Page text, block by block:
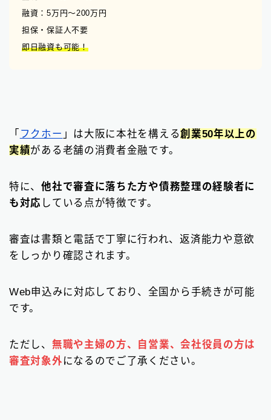
融資：5万円〜200万円
担保・保証人不要
即日融資も可能！
「 フクホー 」は大阪に本社を構える創業50年以上の
実績がある老舗の消費者金融です。
特に、他社で審査に落ちた方や債務整理の経験者に
も対応 している点が特徴です。
審査は書類と電話で丁寧に行われ、返済能力や意欲
をしっかり確認されます。
Web申込みに対応しており、全国から手続きが可能
です。
ただし、 無職や主婦の方、自営業、会社役員の方は
審査対象外 になるのでご了承ください。